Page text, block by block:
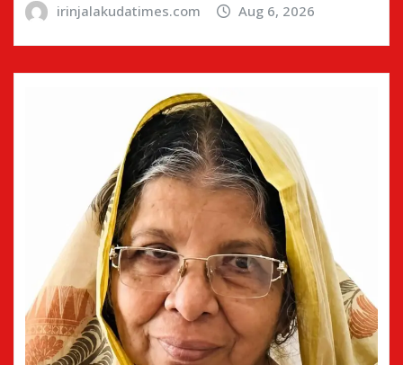
irinjalakudatimes.com Aug 6, 2026